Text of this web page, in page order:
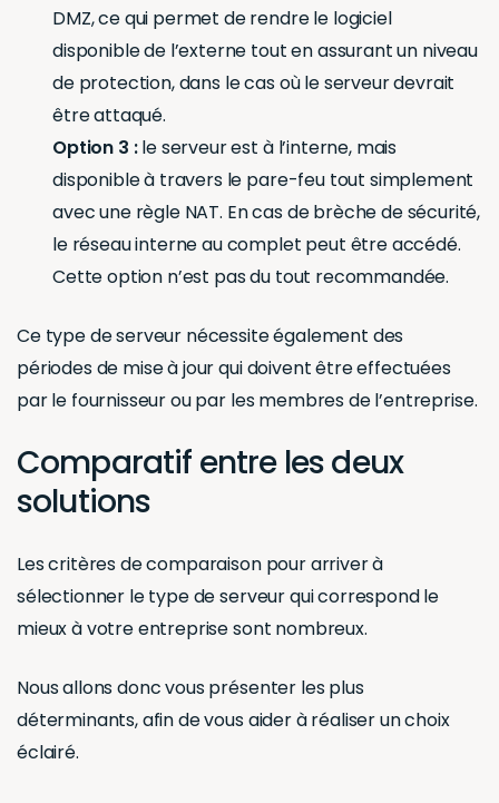
DMZ, ce qui permet de rendre le logiciel
disponible de l’externe tout en assurant un niveau
de protection, dans le cas où le serveur devrait
être attaqué.
Option 3 :le serveur est à l’interne, mais
disponible à travers le pare-feu tout simplement
avec une règle NAT. En cas de brèche de sécurité,
le réseau interne au complet peut être accédé.
Cette option n’est pas du tout recommandée.
Ce type de serveur nécessite également des
périodes de mise à jour qui doivent être effectuées
par le fournisseur ou par les membres de l’entreprise.
Comparatif entre les deux
solutions
Les critères de comparaison pour arriver à
sélectionner le type de serveur qui correspond le
mieux à votre entreprise sont nombreux.
Nous allons donc vous présenter les plus
déterminants, afin de vous aider à réaliser un choix
éclairé.